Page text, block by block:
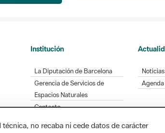
Institución
La Diputación de Barcelona
Gerencia de Servicios de
Espacios Naturales
Contacto
Noticias
Agenda
no recaba ni cede datos de carácter